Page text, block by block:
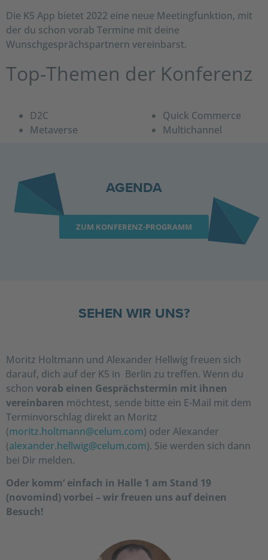
Die K5 App bietet 2022 eine neue Meetingfunktion, mit
der du schon vorab Termine mit deine
Wunschgesprächspartnern vereinbarst.
Top-Themen der Konferenz
D2C
Metaverse
Quick Commerce
Multichannel
AGENDA
ZUM KONFERENZ-PROGRAMM
SEHEN WIR UNS?
Moritz Holtmann und Alexander Hellwig freuen sich
darauf, dich auf der K5 in Berlin zu treffen. Wenn du
schon vorab einen Gesprächstermin mit ihnen
vereinbaren möchtest, sende bitte ein E-Mail mit dem
Terminvorschlag direkt an Moritz
(moritz.holtmann@celum.com) oder Alexander
(alexander.hellwig@celum.com). Sie werden sich dann
bei Dir melden.
Oder komm‘ einfach in Halle 1 am Stand 19
(novomind) vorbei – wir freuen uns auf deinen
Besuch!